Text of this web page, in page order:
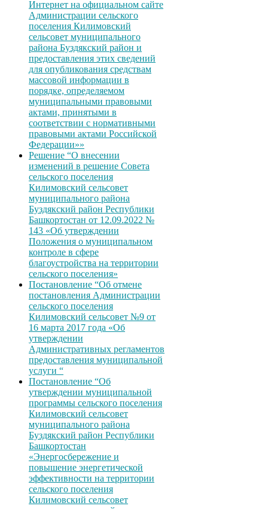
Интернет на официальном сайте
Администрации сельского
поселения Килимовский
сельсовет муниципального
района Буздякский район и
предоставления этих сведений
для опубликования средствам
массовой информации в
порядке, определяемом
муниципальными правовыми
актами, принятыми в
соответствии с нормативными
правовыми актами Российской
Федерации»»
Решение “О внесении
изменений в решение Совета
сельского поселения
Килимовский сельсовет
муниципального района
Буздякский район Республики
Башкортостан от 12.09.2022 №
143 «Об утверждении
Положения о муниципальном
контроле в сфере
благоустройства на территории
сельского поселения»
Постановление “Об отмене
постановления Администрации
сельского поселения
Килимовский сельсовет №9 от
16 марта 2017 года «Об
утверждении
Административных регламентов
предоставления муниципальной
услуги “
Постановление “Об
утверждении муниципальной
программы сельского поселения
Килимовский сельсовет
муниципального района
Буздякский район Республики
Башкортостан
«Энергосбережение и
повышение энергетической
эффективности на территории
сельского поселения
Килимовский сельсовет